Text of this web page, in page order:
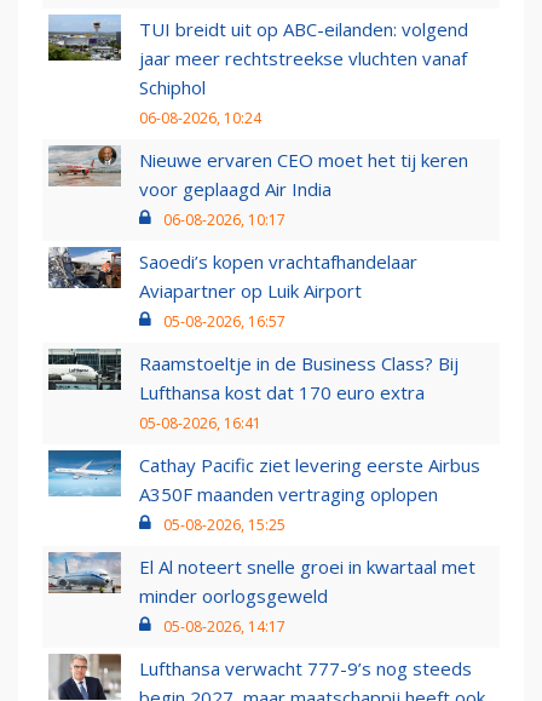
TUI breidt uit op ABC-eilanden: volgend
jaar meer rechtstreekse vluchten vanaf
Schiphol
06-08-2026, 10:24
Nieuwe ervaren CEO moet het tij keren
voor geplaagd Air India
06-08-2026, 10:17
Saoedi’s kopen vrachtafhandelaar
Aviapartner op Luik Airport
05-08-2026, 16:57
Raamstoeltje in de Business Class? Bij
Lufthansa kost dat 170 euro extra
05-08-2026, 16:41
Cathay Pacific ziet levering eerste Airbus
A350F maanden vertraging oplopen
05-08-2026, 15:25
El Al noteert snelle groei in kwartaal met
minder oorlogsgeweld
05-08-2026, 14:17
Lufthansa verwacht 777-9’s nog steeds